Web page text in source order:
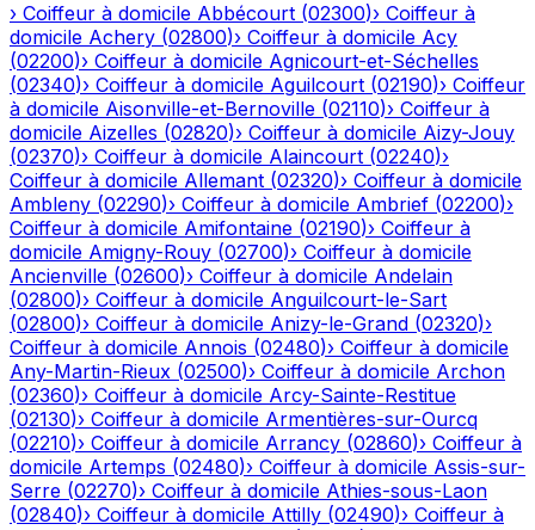
› Coiffeur à domicile Abbécourt (02300)› Coiffeur à
domicile Achery (02800)› Coiffeur à domicile Acy
(02200)› Coiffeur à domicile Agnicourt-et-Séchelles
(02340)› Coiffeur à domicile Aguilcourt (02190)› Coiffeur
à domicile Aisonville-et-Bernoville (02110)› Coiffeur à
domicile Aizelles (02820)› Coiffeur à domicile Aizy-Jouy
(02370)› Coiffeur à domicile Alaincourt (02240)›
Coiffeur à domicile Allemant (02320)› Coiffeur à domicile
Ambleny (02290)› Coiffeur à domicile Ambrief (02200)›
Coiffeur à domicile Amifontaine (02190)› Coiffeur à
domicile Amigny-Rouy (02700)› Coiffeur à domicile
Ancienville (02600)› Coiffeur à domicile Andelain
(02800)› Coiffeur à domicile Anguilcourt-le-Sart
(02800)› Coiffeur à domicile Anizy-le-Grand (02320)›
Coiffeur à domicile Annois (02480)› Coiffeur à domicile
Any-Martin-Rieux (02500)› Coiffeur à domicile Archon
(02360)› Coiffeur à domicile Arcy-Sainte-Restitue
(02130)› Coiffeur à domicile Armentières-sur-Ourcq
(02210)› Coiffeur à domicile Arrancy (02860)› Coiffeur à
domicile Artemps (02480)› Coiffeur à domicile Assis-sur-
Serre (02270)› Coiffeur à domicile Athies-sous-Laon
(02840)› Coiffeur à domicile Attilly (02490)› Coiffeur à